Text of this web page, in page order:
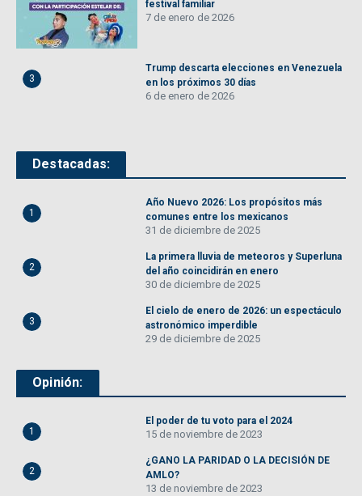
festival familiar
7 de enero de 2026
3
Trump descarta elecciones en Venezuela
en los próximos 30 días
6 de enero de 2026
Destacadas:
1
Año Nuevo 2026: Los propósitos más
comunes entre los mexicanos
31 de diciembre de 2025
2
La primera lluvia de meteoros y Superluna
del año coincidirán en enero
30 de diciembre de 2025
3
El cielo de enero de 2026: un espectáculo
astronómico imperdible
29 de diciembre de 2025
Opinión:
1
El poder de tu voto para el 2024
15 de noviembre de 2023
2
¿GANO LA PARIDAD O LA DECISIÓN DE
AMLO?
13 de noviembre de 2023